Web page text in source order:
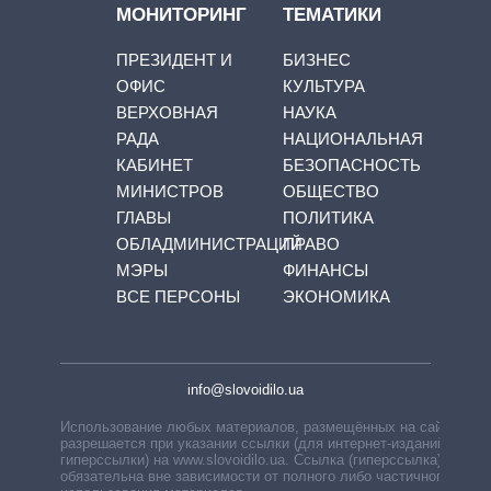
МОНИТОРИНГ
ПРЕЗИДЕНТ И
ОФИС
ВЕРХОВНАЯ
РАДА
КАБИНЕТ
МИНИСТРОВ
ГЛАВЫ
ОБЛАДМИНИСТРАЦИЙ
МЭРЫ
ВСЕ ПЕРСОНЫ
ТЕМАТИКИ
БИЗНЕС
КУЛЬТУРА
НАУКА
НАЦИОНАЛЬНАЯ
БЕЗОПАСНОСТЬ
ОБЩЕСТВО
ПОЛИТИКА
ПРАВО
ФИНАНСЫ
ЭКОНОМИКА
info@slovoidilo.ua
Использование любых материалов, размещённых на сайте,
разрешается при указании ссылки (для интернет-изданий —
гиперссылки) на www.slovoidilo.ua. Ссылка (гиперссылка)
обязательна вне зависимости от полного либо частичного